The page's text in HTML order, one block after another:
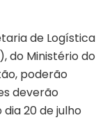
de Logística
do Ministério do
poderão
deverão
20 de julho